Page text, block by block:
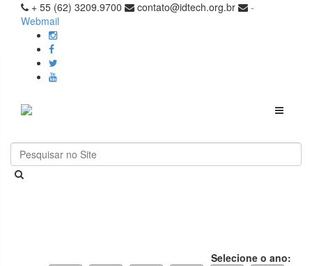
+ 55 (62) 3209.9700 contato@idtech.org.br
-
Webmail
Toggle
Selecione o ano: